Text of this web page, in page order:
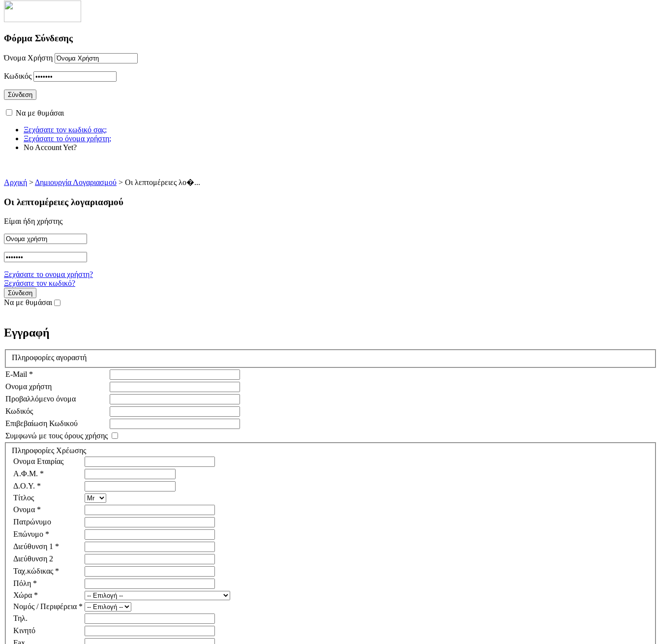
Φόρμα Σύνδεσης
Όνομα Χρήστη
Κωδικός
Να με θυμάσαι
Ξεχάσατε τον κωδικό σας;
Ξεχάσατε το όνομα χρήστη;
No Account Yet?
Αρχική > Δημιουργία Λογαριασμού > Οι λεπτομέρειες λο�...
Οι λεπτομέρειες λογαριασμού
Είμαι ήδη χρήστης
Ξεχάσατε το ονομα χρήστη?
Ξεχάσατε τον κωδικό?
Να με θυμάσαι
Εγγραφή
Πληροφορίες αγοραστή
E-Mail *
Ονομα χρήστη
Προβαλλόμενο όνομα
Κωδικός
Επιβεβαίωση Κωδικού
Συμφωνώ με τους όρους χρήσης
Πληροφορίες Χρέωσης
Ονομα Εταιρίας
Α.Φ.Μ. *
Δ.Ο.Υ. *
Τίτλος
Ονομα *
Πατρώνυμο
Επώνυμο *
Διεύθυνση 1 *
Διεύθυνση 2
Ταχ.κώδικας *
Πόλη *
Χώρα *
Νομός / Περιφέρεια *
Τηλ.
Κινητό